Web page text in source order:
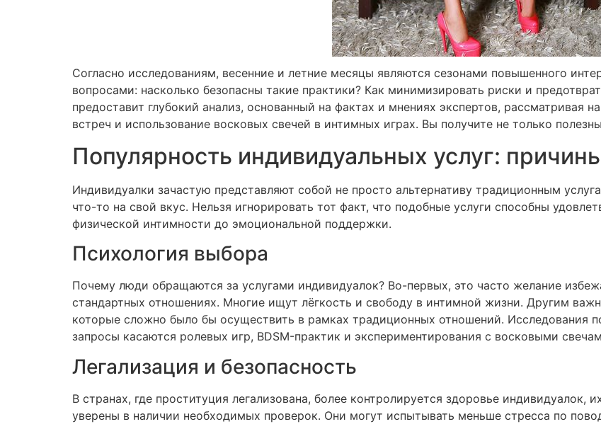
Согласно исследованиям, весенние и летние месяцы являются сезонами повышенного
вопросами: насколько безопасны такие практики? Как минимизировать риски и
предоставит глубокий анализ, основанный на фактах и мнениях экспертов, рассматривая
встреч и использование восковых свечей в интимных играх. Вы получите не только
Популярность индивидуальных услуг:
Индивидуалки зачастую представляют собой не просто альтернативу традиционным
что-то на свой вкус. Нельзя игнорировать тот факт, что подобные услуги способны
физической интимности до эмоциональной поддержки.
Психология выбора
Почему люди обращаются за услугами индивидуалок? Во-первых, это часто желание
стандартных отношениях. Многие ищут лёгкость и свободу в интимной жизни. Другим
которые сложно было бы осуществить в рамках традиционных отношений. Исследования
запросы касаются ролевых игр, BDSM-практик и экспериментирования с восковыми
Легализация и безопасность
В странах, где проституция легализована, более контролируется здоровье индивидуалок,
уверены в наличии необходимых проверок. Они могут испытывать меньше стресса по